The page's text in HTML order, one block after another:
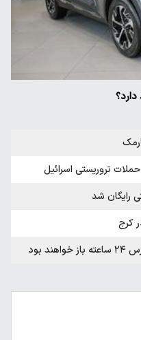
تروریستی اسرائیل
رایگان شد
کرج
بود